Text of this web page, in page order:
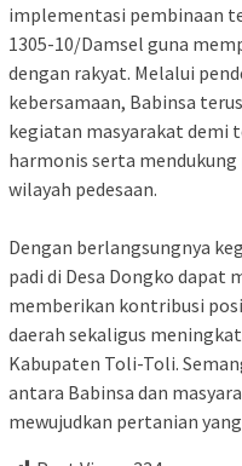
implementasi pembinaan
1305-10/Damsel guna
dengan rakyat. Melalui
kebersamaan, Babinsa
kegiatan masyarakat demi
harmonis serta
wilayah pedesaan.
Dengan berlangsungnya
padi di Desa Dongko dapat
memberikan kontribusi
daerah sekaligus
Kabupaten Toli-Toli.
antara Babinsa dan
mewujudkan pertanian